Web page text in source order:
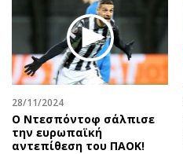
28/11/2024
Ο Ντεσπόντοφ σάλπισε
την ευρωπαϊκή
αντεπίθεση του ΠΑΟΚ!